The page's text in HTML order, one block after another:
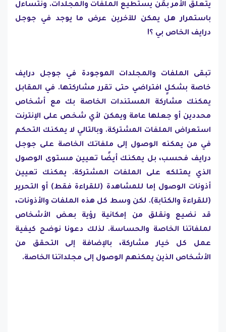
يتعلق الأمر بمَن يستطيع الملفات والمجلدات. ونتساءل
باستمرار هل يمكن للآخرين عرض ما يوجد في جوجل
درايف الخاص بي ؟!
تبقى الملفات والمجلدات الموجودة في جوجل درايف
خاصة بشكلٍ افتراضي حتى تقرر مشاركتها. في المقابل
يمكنك مشاركة المستندات الخاصة بك مع أشخاص
محددين أو جعلها عامة ويمكن لأي شخص على الإنترنت
استعراض الملفات المشتركة. وبالتالي لا يمكنك التحكم
في من يمكنه الوصول إلى ملفاتك الخاصة على جوجل
درايف فحسب، بل يمكنك أيضًا تعيين مستوى الوصول
الذي يمتلكه على الملفات المشتركة. يمكنك تعيين
أذونات الوصول إما للمشاهدة (للقراءة فقط) أو التحرير
(للقراءة والكتابة). لكن وسط كل هذه الملفات والأذونات،
قد نضيع ونقلق من إمكانية رؤية بعض الأشخاص
لملفاتنا الخاصة والحساسة. لذلك دعونا نوضح كيفية
عمل كل خيار مشاركة، بالإضافة إلى التحقق من
الأشخاص الذين يمكنهم الوصول إلى مجلداتنا الخاصة.